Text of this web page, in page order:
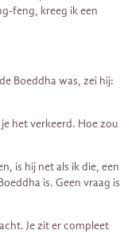
feng, kreeg ik een
Boeddha was, zei hij:
je het verkeerd. Hoe zou
is hij net als ik die, een
is. Geen vraag is
Je zit er compleet